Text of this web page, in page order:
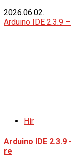
2026.06.02.
Arduino IDE 2.3.9
Hír
Arduino IDE
re